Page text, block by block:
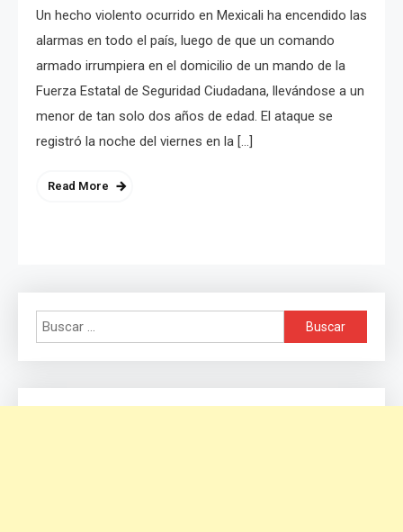
Un hecho violento ocurrido en Mexicali ha encendido las
alarmas en todo el país, luego de que un comando
armado irrumpiera en el domicilio de un mando de la
Fuerza Estatal de Seguridad Ciudadana, llevándose a un
menor de tan solo dos años de edad. El ataque se
registró la noche del viernes en la […]
Read More
Buscar: